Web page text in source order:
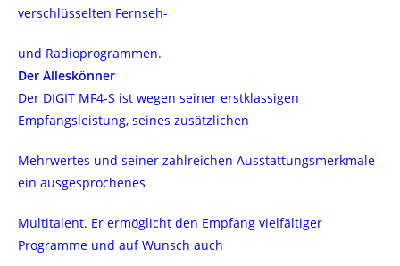
verschlüsselten Fernseh-
und Radioprogrammen.
Der Alleskönner
Der DIGIT MF4-S ist wegen seiner erstklassigen
Empfangsleistung, seines zusätzlichen
Mehrwertes und seiner zahlreichen Ausstattungsmerkmale
ein ausgesprochenes
Multitalent. Er ermöglicht den Empfang vielfältiger
Programme und auf Wunsch auch